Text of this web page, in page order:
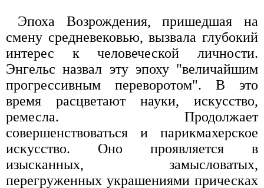
Эпоха Возрождения, пришедшая на
смену средневековью, вызвала глубокий
интерес к человеческой личности.
Энгельс назвал эту эпоху "величайшим
прогрессивным переворотом". В это
время расцветают науки, искусство,
ремесла. Продолжает
совершенствоваться и парикмахерское
искусство. Оно проявляется в
изысканных, замысловатых,
перегруженных украшениями прическах